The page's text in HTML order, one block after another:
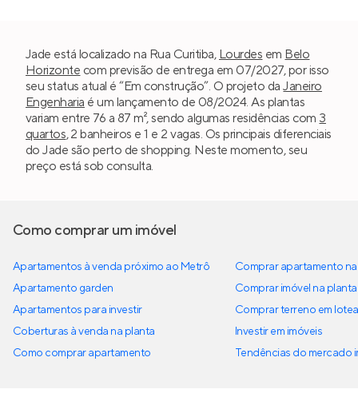
Jade está localizado na Rua Curitiba, Lourdes em Belo
Horizonte com previsão de entrega em 07/2027, por isso
seu status atual é “Em construção”. O projeto daJaneiro
Engenharia é um lançamento de 08/2024. As plantas
variam entre 76 a 87 m², sendo algumas residências com 3
quartos, 2 banheiros e 1 e 2 vagas. Os principais diferenciais
do Jade são perto de shopping. Neste momento, seu
preço está sob consulta.
Como comprar um imóvel
Apartamentos à venda próximo ao Metrô
Apartamento garden
Apartamentos para investir
Coberturas à venda na planta
Como comprar apartamento
Comprar apartamento
Comprar imóvel na planta
Comprar terreno em
Investir em imóveis
Tendências do mercado